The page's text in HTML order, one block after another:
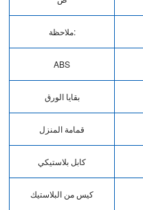
ملاحظة:
ABS
بقايا الورق
قمامة المنزل
كابل بلاستيكي
كيس من البلاستيك